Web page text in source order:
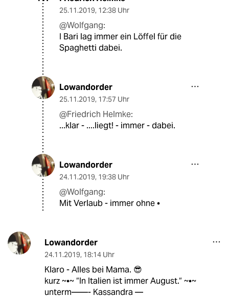
25.11.2019, 12:38 Uhr
@Wolfgang:
I Bari lag immer ein Löffel für die
Spaghetti dabei.
Lowandorder
25.11.2019, 17:57 Uhr
@Friedrich Helmke:
...klar - ....liegt! - immer - dabei.
Lowandorder
24.11.2019, 19:38 Uhr
@Wolfgang:
Mit Verlaub - immer ohne •
Lowandorder
24.11.2019, 18:14 Uhr
Klaro - Alles bei Mama. 😎
kurz ~•~ “In Italien ist immer August.“ ~•~
unterm——- Kassandra —